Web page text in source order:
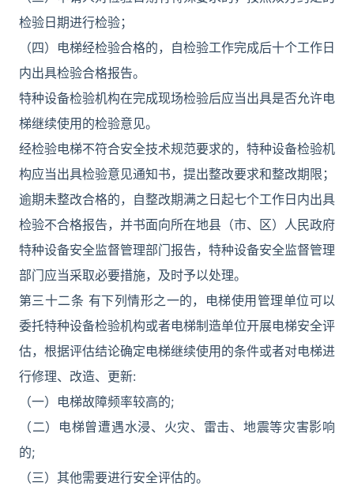
检验日期进行检验；
（四）电梯经检验合格的，自检验工作完成后十个工作日
内出具检验合格报告。
特种设备检验机构在完成现场检验后应当出具是否允许电
梯继续使用的检验意见。
经检验电梯不符合安全技术规范要求的，特种设备检验机
构应当出具检验意见通知书，提出整改要求和整改期限；
逾期未整改合格的，自整改期满之日起七个工作日内出具
检验不合格报告，并书面向所在地县（市、区）人民政府
特种设备安全监督管理部门报告，特种设备安全监督管理
部门应当采取必要措施，及时予以处理。
第三十二条 有下列情形之一的，电梯使用管理单位可以
委托特种设备检验机构或者电梯制造单位开展电梯安全评
估，根据评估结论确定电梯继续使用的条件或者对电梯进
行修理、改造、更新:
（一）电梯故障频率较高的;
（二）电梯曾遭遇水浸、火灾、雷击、地震等灾害影响
的;
（三）其他需要进行安全评估的。